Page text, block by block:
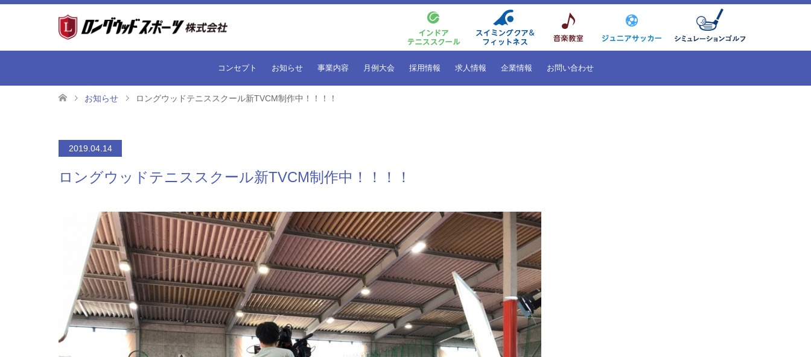
コンセプト お知らせ 事業内容 月例大会 採用情報 求人情報 企業情報 お問い合わせ
お知らせ ロングウッドテニススクール新TVCM制作中！！！！
2019.04.14
ロングウッドテニススクール新TVCM制作中！！！！